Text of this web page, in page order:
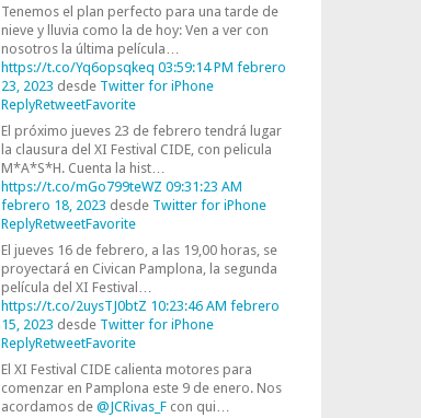
Tenemos el plan perfecto para una tarde de
nieve y lluvia como la de hoy: Ven a ver con
nosotros la última película…
https://t.co/Yq6opsqkeq 03:59:14 PM febrero
23, 2023 desde Twitter for iPhone
ReplyRetweetFavorite
El próximo jueves 23 de febrero tendrá lugar
la clausura del XI Festival CIDE, con pelicula
M*A*S*H. Cuenta la hist…
https://t.co/mGo799teWZ 09:31:23 AM
febrero 18, 2023 desde Twitter for iPhone
ReplyRetweetFavorite
El jueves 16 de febrero, a las 19,00 horas, se
proyectará en Civican Pamplona, la segunda
película del XI Festival…
https://t.co/2uysTJ0btZ 10:23:46 AM febrero
15, 2023 desde Twitter for iPhone
ReplyRetweetFavorite
El XI Festival CIDE calienta motores para
comenzar en Pamplona este 9 de enero. Nos
acordamos de @JCRivas_F con qui…